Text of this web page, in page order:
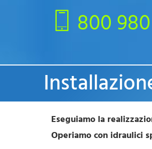
800
Eseguiamo la
Operiamo con idraulici